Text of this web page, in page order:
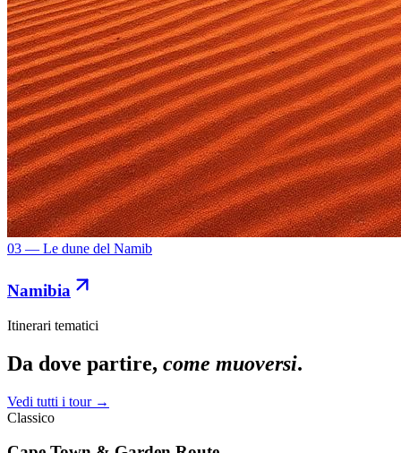
03 — Le dune del Namib
Namibia
Itinerari tematici
Da dove partire, come muoversi.
Vedi tutti i tour →
Classico